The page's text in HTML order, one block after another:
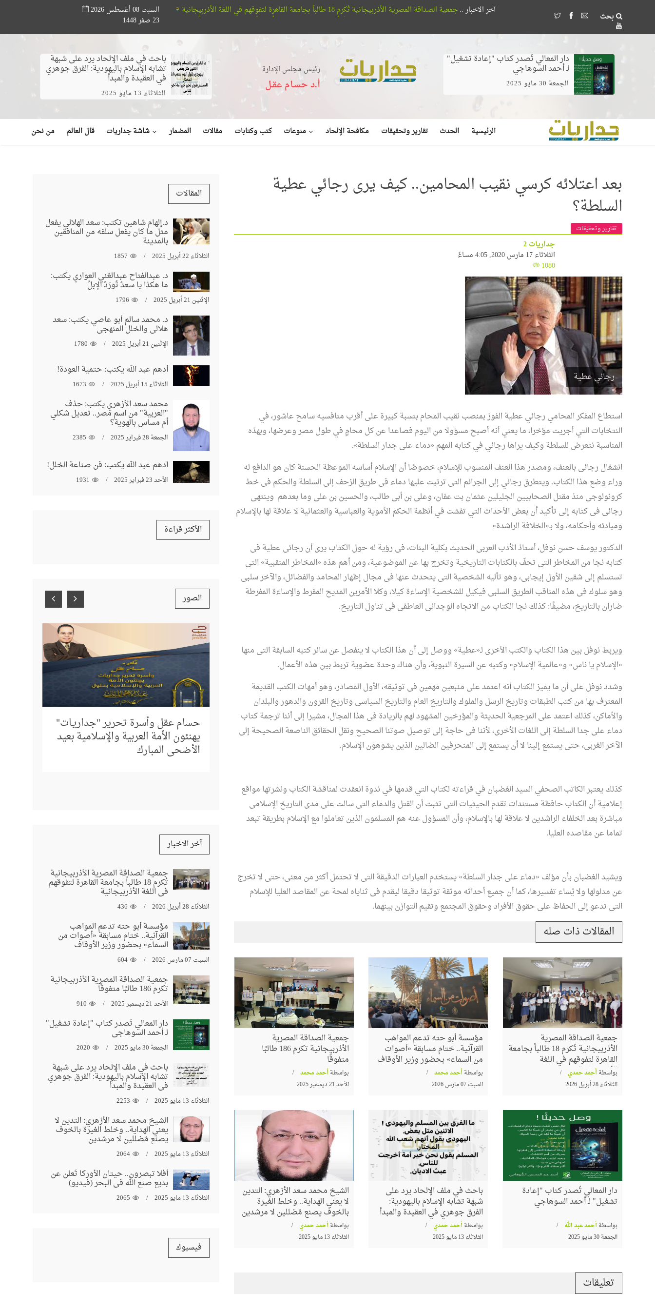
بحث
جمعية الصداقة المصرية الأذربيجانية تُكرم 18 طالباً بجامعة القاهرة لتفوقهم في اللغة الأذربيجانية
مؤسسة أبو حته تدعم المواهب القرآنية.. ختام مسابقة «أصوات من
أفلا تبصرون.. حيتان الأوركا تُعلن عن بديع صنع الله في البحر (فيديو)
السبت 08 أغسطس 2026
23 صفر 1448
دار المعالي تُصدر كتاب "إعادة تشغيل"
لـ أحمد السوهاجي
الجمعة 30 مايو 2025
رئيس مجلس الإدارة
أ.د حسـام عقـل
باحث في ملف الإلحاد يرد على شبهة
تشابه الإسلام باليهودية: الفرق جوهري
في العقيدة والمبدأ
الثلاثاء 13 مايو 2025
الرئيسية الحدث تقارير وتحقيقات مكافحة الإلحاد منوعات كتب وكتابات مقالات المضمار شاشة جداريات قال العالم من نحن
بعد اعتلائه كرسي نقيب المحامين.. كيف يرى رجائي عطية
السلطة؟
تقارير وتحقيقات
جداريات 2
الثلاثاء 17 مارس 2020, 4:05 مساءً
1080
رجائي عطية
استطاع المفكر المحامي رجائي عطية الفوز بمنصب نقيب المحام بنسبة كبيرة على أقرب منافسيه سامح عاشور، في
النتخابات التي أجريت مؤخرا، ما يعني أنه أصبح مسؤولا من اليوم فصاعدا عن كل محامٍ في طول مصر وعرضها، وبهذه
المناسبة نتعرض للسلطة وكيف يراها رجائي في كتابه المهم «دماء على جدار السلطة».
انشغال رجائى بالعنف، ومصدر هذا العنف المنسوب للإسلام، خصوصًا أن الإسلام أساسه الموعظة الحسنة كان هو الدافع له
وراء وضع هذا الكتاب. ويتطرق رجائي إلى الجرائم التى ترتبت عليها دماء فى طريق الزحف إلى السلطة والحكم فى خط
كرونولوجى منذ مقتل الصحابيين الجليلين عثمان بت عفان، وعلى بن أبى طالب، والحسين بن على وما بعدهم وينتهى
رجائى فى كتابه إلى تأكيد أن بعض الأحداث التي تفشت في أنظمة الحكم الأموية والعباسية والعثمانية لا علاقة لها بالإسلام
ومبادئه وأحكامه، ولا بـ«الخلافة الراشدة»
الدكتور يوسف حسن نوفل، أستاذ الأدب العربى الحديث بكلية البنات، فى رؤية له حول الكتاب يرى أن رجائى عطية فى
كتابه نجا من المخاطر التى تحفّ بالكتابات التاريخية وتخرج بها عن الموضوعية، ومن أهم هذه «المخاطر المنقبية» التى
تستسلم إلى شقين الأول إيجابى، وهو تأليه الشخصية التى يتحدث عنها فى مجال إظهار المحامد والفضائل، والآخر سلبى
وهو سلوك فى هذه المناقب الطريق السلبى فيكيل للشخصية الإساءة كيلا، وكلا الأمرين المديح المفرط والإساءة المفرطة
ضاران بالتاريخ، مضيفًا: كذلك نجا الكتاب من الاتجاه الوجدانى العاطفى فى تناول التاريخ.
ويربط نوفل بين هذا الكتاب والكتب الأخرى لـ«عطية» ووصل إلى أن هذا الكتاب لا ينفصل عن سائر كتبه السابقة التى منها
«الإسلام يا ناس» و«عالمية الإسلام» وكتبه عن السيرة النبوية، وأن هناك وحدة عضوية تربط بين هذه الأعمال.
وشدد نوفل على أن ما يميز الكتاب أنه اعتمد على منبعين مهمين فى توثيقه، الأول المصادر، وهو أمهات الكتب القديمة
المعترف بها من كتب الطبقات وتاريخ الرسل والملوك والتاريخ العام والتاريخ السياسى وتاريخ القرون والدهور والبلدان
والأماكن، كذلك اعتمد على المرجعية الحديثة والمؤرخين المشهود لهم بالريادة فى هذا المجال، مشيرا إلى أننا ترجمة كتاب
دماء على جدا السلطة إلى اللغات الأخرى، لأننا فى حاجة إلى توصيل صوتنا الصحيح ونقل الحقائق الناصعة الصحيحة إلى
الآخر الغربى، حتى يستمع إلينا لا أن يستمع إلى المنحرفين الضالين الذين يشوهون الإسلام.
كذلك يعتبر الكاتب الصحفي السيد الغضبان في قراءته لكتاب التي قدمها في ندوة انعقدت لمناقشة الكتاب ونشرتها مواقع
إعلامية أن الكتاب حافظة مستندات تقدم الحيثيات التى تثبت أن القتل والدماء التى سالت على مدى التاريخ الإسلامى
مباشرة بعد الخلفاء الراشدين لا علاقة لها بالإسلام، وأن المسؤول عنه هم المسلمون الذين تعاملوا مع الإسلام بطريقة تبعد
تماما عن مقاصده العليا.
ويشيد الغضبان بأن مؤلف «دماء على جدار السلطة» يستخدم العبارات الدقيقة التى لا تحتمل أكثر من معنى، حتى لا تخرج
عن مدلولها ولا يُساء تفسيرها، كما أن جميع أحداثه موثقة توثيقا دقيقا ليقدم فى ثناياه لمحة عن المقاصد العليا للإسلام
التى تدعو إلى الحفاظ على حقوق الأفراد وحقوق المجتمع وتقيم التوازن بينهما.
المقالات ذات صله
جمعية الصداقة المصرية
الأذربيجانية تُكرم 18 طالباً بجامعة
القاهرة لتفوقهم في اللغة
الأذربيجانية
بواسطةأحمد حمدي
الثلاثاء 28 أبريل 2026
مؤسسة أبو حته تدعم المواهب
القرآنية.. ختام مسابقة «أصوات
من السماء» بحضور وزير الأوقاف
بواسطةأحمد محمد
السبت 07 مارس 2026
جمعية الصداقة المصرية
الأذربيجانية تكرم 186 طالبًا
متفوقًا
بواسطةأحمد محمد
الأحد 21 ديسمبر 2025
دار المعالي تُصدر كتاب "إعادة
تشغيل" لـ أحمد السوهاجي
بواسطةأحمد عبد الله
الجمعة 30 مايو 2025
باحث في ملف الإلحاد يرد على
شبهة تشابه الإسلام باليهودية:
الفرق جوهري في العقيدة والمبدأ
بواسطةأحمد حمدي
الثلاثاء 13 مايو 2025
الشيخ محمد سعد الأزهري: التدين
لا يعني الهداية.. وخلط الغيرة
بالخوف يصنع مُضللين لا مرشدين
بواسطةأحمد حمدي
الثلاثاء 13 مايو 2025
تعليقات
المقالات
د.إلهام شاهين تكتب: سعد الهلالي يفعل
مثل ما كان يفعل سلفه من المنافقين
بالمدينة
الثلاثاء 22 أبريل 2025 1857
د. عبدالفتاح عبدالغني العواري يكتب:
ما هكذا يا سعدُ تُورَدُ الإبِلُ
الإثنين 21 أبريل 2025 1796
د. محمد سالم أبو عاصي يكتب: سعد
هلالي والخلل المنهجي
الإثنين 21 أبريل 2025 1780
أدهم عبد الله يكتب: حتمية العودة!
الثلاثاء 15 أبريل 2025 1673
محمد سعد الأزهري يكتب: حذف
"العربية" من اسم مصر.. تعديل شكلي
أم مساس بالهوية؟
الجمعة 28 فبراير 2025 2385
أدهم عبد الله يكتب: فن صناعة الخلل!
الأحد 23 فبراير 2025 1931
الأكثر قراءة
الصور
"محمود شاكر"
حسام عقل ينتصر للشيخ الشعراوي
وتراثه العلمي في برنامج "البرواز"
حسام عقل وأسرة تحرير "جداريـات"
يهنئون الأمة العربية والإسلامية بعيد
الأضحى المبارك
آخر الاخبار
جمعية الصداقة المصرية الأذربيجانية
تُكرم 18 طالباً بجامعة القاهرة لتفوقهم
في اللغة الأذربيجانية
الثلاثاء 28 أبريل 2026 436
مؤسسة أبو حته تدعم المواهب
القرآنية.. ختام مسابقة «أصوات من
السماء» بحضور وزير الأوقاف
السبت 07 مارس 2026 604
جمعية الصداقة المصرية الأذربيجانية
تكرم 186 طالبًا متفوقًا
الأحد 21 ديسمبر 2025 910
دار المعالي تُصدر كتاب "إعادة تشغيل"
لـ أحمد السوهاجي
الجمعة 30 مايو 2025 2020
باحث في ملف الإلحاد يرد على شبهة
تشابه الإسلام باليهودية: الفرق جوهري
في العقيدة والمبدأ
الثلاثاء 13 مايو 2025 2253
الشيخ محمد سعد الأزهري: التدين لا
يعني الهداية.. وخلط الغيرة بالخوف
يصنع مُضللين لا مرشدين
الثلاثاء 13 مايو 2025 2064
أفلا تبصرون.. حيتان الأوركا تُعلن عن
بديع صنع الله في البحر (فيديو)
الثلاثاء 13 مايو 2025 2065
فيسبوك